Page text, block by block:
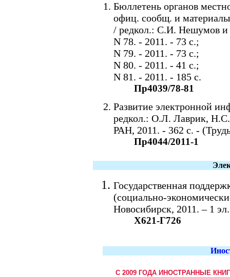
Бюллетень органов
офиц. сообщ. и
/ редкол.: С.И. Нешумов и
N 78. - 2011. - 73 c.;
N 79. - 2011. - 73 c.;
N 80. - 2011. - 41 c.;
N 81. - 2011. - 185 c.
Пр4039/78-81
Развитие электронной
редкол.: О.Л. Лаврик,
РАН, 2011. - 362 с. -
Пр4044/2011-1
Государственная
(социально-
Новосибирск, 2011. – 1
Х621-Г726
С 2009 ГОДА ИНОСТРАННЫЕ